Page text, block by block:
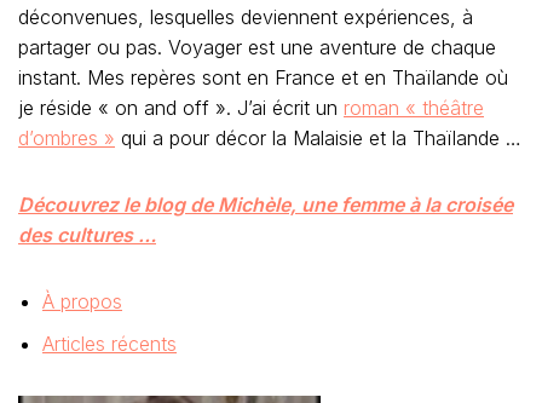
déconvenues, lesquelles deviennent expériences, à
partager ou pas. Voyager est une aventure de chaque
instant. Mes repères sont en France et en Thaïlande où
je réside « on and off ». J’ai écrit un roman « théâtre
d’ombres » qui a pour décor la Malaisie et la Thaïlande …
Découvrez le blog de Michèle, une femme à la croisée
des cultures …
À propos
Articles récents